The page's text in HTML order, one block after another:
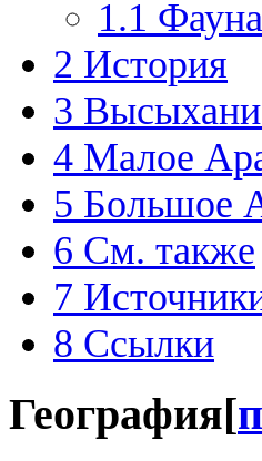
1.1 Фауна
2 История
3
4 Малое
5 Большое
6 См. также
7
8 Ссылки
География[